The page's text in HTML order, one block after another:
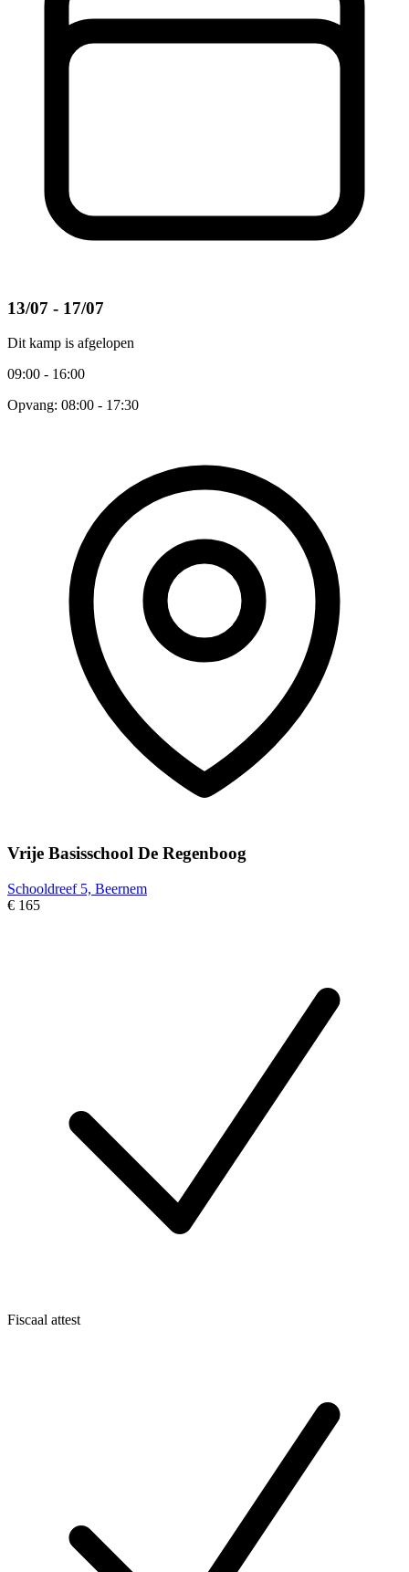
13/07 - 17/07
Dit kamp is afgelopen
09:00 - 16:00
Opvang: 08:00 - 17:30
Vrije Basisschool De Regenboog
Schooldreef 5, Beernem
€ 165
Fiscaal attest